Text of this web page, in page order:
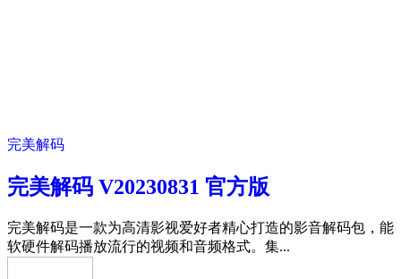
完美解码
完美解码 V20230831 官方版
完美解码是一款为高清影视爱好者精心打造的影音解码包，能
软硬件解码播放流行的视频和音频格式。集...